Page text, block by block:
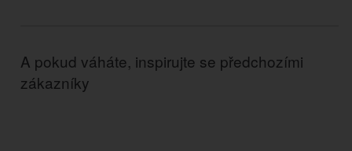
A pokud váháte, inspirujte se předchozími
zákazníky